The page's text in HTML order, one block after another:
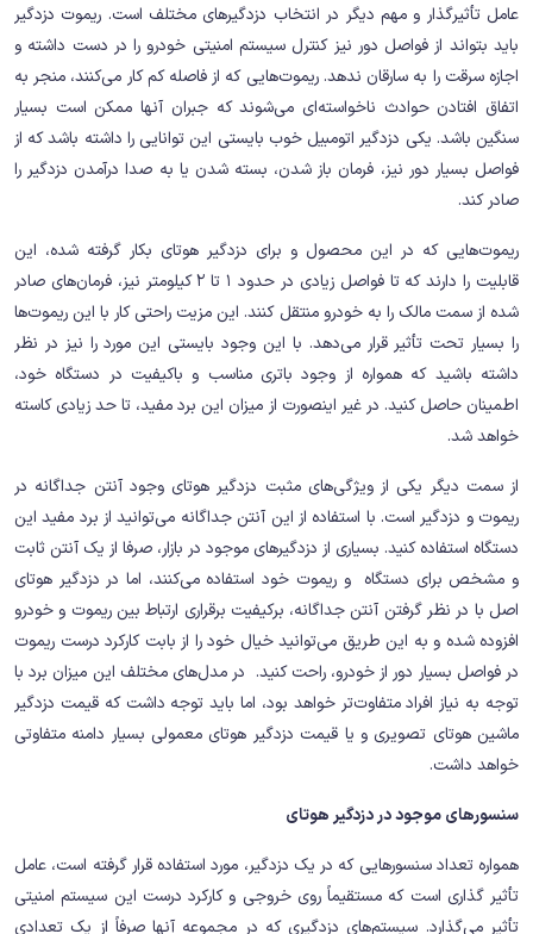
عامل تأثیرگذار و مهم دیگر در انتخاب دزدگیرهای مختلف است. ریموت دزدگیر
باید بتواند از فواصل دور نیز کنترل سیستم امنیتی خودرو را در دست داشته و
اجازه سرقت را به سارقان ندهد. ریموت‌هایی که از فاصله کم کار می‌کنند، منجر به
اتفاق افتادن حوادث ناخواسته‌ای می‌شوند که جبران آنها ممکن است بسیار
سنگین باشد. یکی دزدگیر اتومبیل خوب بایستی این توانایی را داشته باشد که از
فواصل بسیار دور نیز، فرمان باز شدن، بسته شدن یا به صدا درآمدن دزدگیر را
صادر کند.
ریموت‌هایی که در این محصول و برای دزدگیر هوتای بکار گرفته شده، این
قابلیت را دارند که تا فواصل زیادی در حدود 1 تا 2 کیلومتر نیز، فرمان‌های صادر
شده از سمت مالک را به خودرو منتقل کنند. این مزیت راحتی کار با این ریموت‌ها
را بسیار تحت تأثیر قرار می‌دهد. با این وجود بایستی این مورد را نیز در نظر
داشته باشید که همواره از وجود باتری مناسب و باکیفیت در دستگاه خود،
اطمینان حاصل کنید. در غیر اینصورت از میزان این برد مفید، تا حد زیادی کاسته
خواهد شد.
از سمت دیگر یکی از ویژگی‌های مثبت دزدگیر هوتای وجود آنتن جداگانه در
ریموت و دزدگیر است. با استفاده از این آنتن جداگانه می‌توانید از برد مفید این
دستگاه استفاده کنید. بسیاری از دزدگیرهای موجود در بازار، صرفا از یک آنتن ثابت
و مشخص برای دستگاه و ریموت خود استفاده می‌کنند، اما در دزدگیر هوتای
اصل با در نظر گرفتن آنتن جداگانه، برکیفیت برقراری ارتباط بین ریموت و خودرو
افزوده شده و به این طریق می‌توانید خیال خود را از بابت کارکرد درست ریموت
در فواصل بسیار دور از خودرو، راحت کنید. در مدل‌های مختلف این میزان برد با
توجه به نیاز افراد متفاوت‌تر خواهد بود، اما باید توجه داشت که قیمت دزدگیر
ماشین هوتای تصویری و یا قیمت دزدگیر هوتای معمولی بسیار دامنه متفاوتی
خواهد داشت.
سنسورهای موجود در دزدگیر هوتای
همواره تعداد سنسورهایی که در یک دزدگیر، مورد استفاده قرار گرفته است، عامل
تأثیر گذاری است که مستقیماً روی خروجی و کارکرد درست این سیستم امنیتی
تأثیر می‌گذارد. سیستم‌های دزدگیری که در مجموعه آنها صرفاً از یک تعدادی